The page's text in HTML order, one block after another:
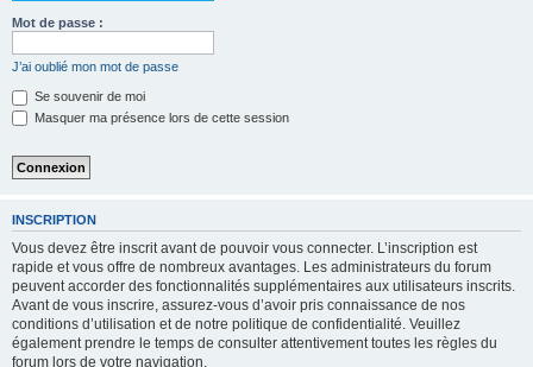
Mot de passe :
J’ai oublié mon mot de passe
Se souvenir de moi
Masquer ma présence lors de cette session
INSCRIPTION
Vous devez être inscrit avant de pouvoir vous connecter. L’inscription est
rapide et vous offre de nombreux avantages. Les administrateurs du forum
peuvent accorder des fonctionnalités supplémentaires aux utilisateurs inscrits.
Avant de vous inscrire, assurez-vous d’avoir pris connaissance de nos
conditions d’utilisation et de notre politique de confidentialité. Veuillez
également prendre le temps de consulter attentivement toutes les règles du
forum lors de votre navigation.